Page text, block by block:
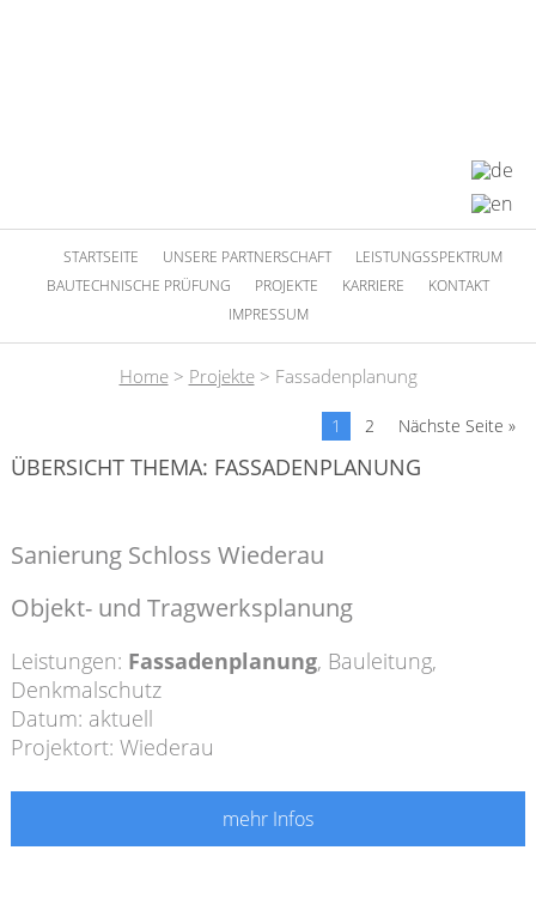
STARTSEITE UNSERE PARTNERSCHAFT
LEISTUNGSSPEKTRUM
BAUTECHNISCHE PRÜFUNG
PROJEKTE KARRIERE
KONTAKT
IMPRESSUM
Home> Projekte> Fassadenplanung
1 2 Nächste Seite »
ÜBERSICHT THEMA: FASSADENPLANUNG
Sanierung Schloss Wiederau
Objekt- und Tragwerksplanung
Leistungen: Fassadenplanung, Bauleitung,
Denkmalschutz
Datum: aktuell
Projektort: Wiederau
mehr Infos